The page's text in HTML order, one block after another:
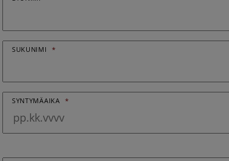
SUKUNIMI *
SYNTYMÄAIKA *